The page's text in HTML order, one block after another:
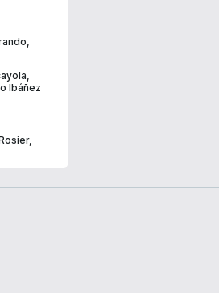
,
,
Ibáñez
,